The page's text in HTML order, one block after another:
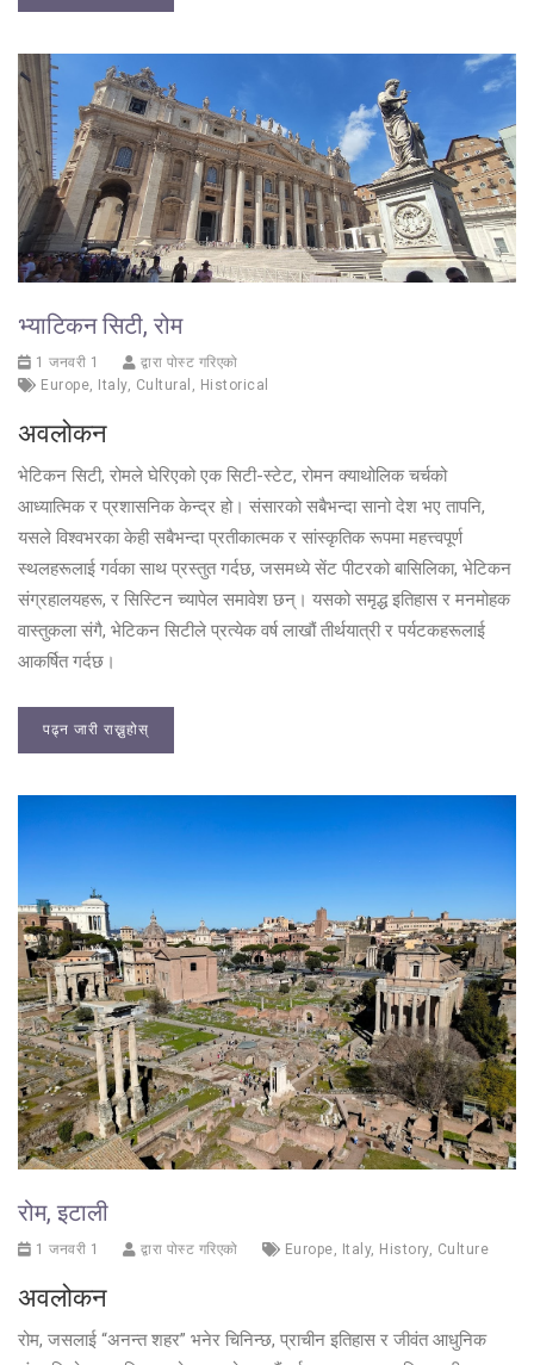
भ्याटिकन सिटी, रोम
1 जनवरी 1
द्वारा पोस्ट गरिएको
Europe, Italy, Cultural , Historical
अवलोकन
भेटिकन सिटी, रोमले घेरिएको एक सिटी-स्टेट, रोमन क्याथोलिक चर्चको
आध्यात्मिक र प्रशासनिक केन्द्र हो। संसारको सबैभन्दा सानो देश भए तापनि,
यसले विश्वभरका केही सबैभन्दा प्रतीकात्मक र सांस्कृतिक रूपमा महत्त्वपूर्ण
स्थलहरूलाई गर्वका साथ प्रस्तुत गर्दछ, जसमध्ये सेंट पीटरको बासिलिका, भेटिकन
संग्रहालयहरू, र सिस्टिन च्यापेल समावेश छन्। यसको समृद्ध इतिहास र मनमोहक
वास्तुकला संगै, भेटिकन सिटीले प्रत्येक वर्ष लाखौं तीर्थयात्री र पर्यटकहरूलाई
आकर्षित गर्दछ।
पढ्न जारी राख्नुहोस्
रोम, इटाली
1 जनवरी 1 द्वारा पोस्ट गरिएको Europe Italy, History, Culture
अवलोकन
रोम, जसलाई “अनन्त शहर” भनेर चिनिन्छ, प्राचीन इतिहास र जीवंत आधुनिक